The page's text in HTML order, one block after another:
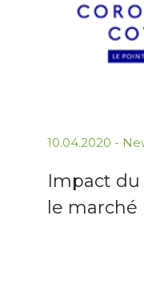
10.04.2020 -
Impact du
le marché